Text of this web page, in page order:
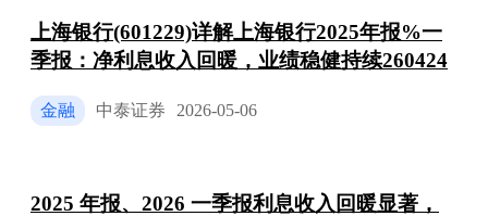
上海银行(601229)详解上海银行2025年报%一
季报：净利息收入回暖，业绩稳健持续260424
金融 中泰证券 2026-05-06
2025 年报、2026 一季报利息收入回暖显著，